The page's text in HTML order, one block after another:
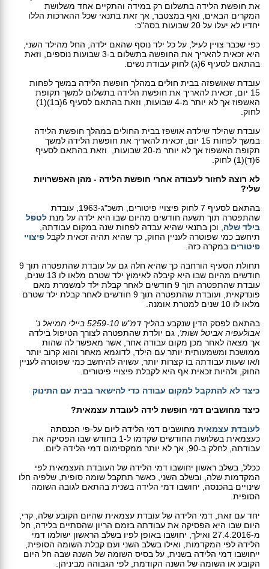
את חופשת הלידה בתשלום רק במידה והתקיים אחד משלושת
המקרים הבאים, ואף במצטבר, אך זאת בתנאי שכל ההארכות הללו
יחדיו לא יעלו על 20 שבועות בסה"כ:
כפי שכבר צויין לעיל, על כל ילד נוסף שהאם ילדה, החל מהילד השני,
היא זכאית להאריך את החופשה בתשלום ב-3 שבועות נוספים, וזאת
בהתאם לסעיף 6(ג) לחוק עבודת נשים.
עובדת שאושפזה בבית חולים במהלך חופשת הלידה במשך לפחות
15 יום, זכאית להאריך את חופשת הלידה בתשלום למשך תקופת
האשפוז אך לא יותר מ-4 שבועות, וזאת בהתאם לסעיף 6(ב1)(1)
לחוק.
עובדת שהילד שילדה אושפז בבית החולים במהלך חופשת הלידה
במשך לפחות 15 יום, זכאית להאריך את חופשת הלידה למשך
תקופת האשפוז אך לא יותר מ-20 שבועות, וזאת בהתאם לסעיף
6(ד)(1) לחוק.
לא רוצה לחזור לעבודה אחרי חופשת הלידה - מהן האפשרויות
שלי?
בהתאם לסעיף 7 לחוק פיצויי פיטורים, תשכ"ג-1963, עובדת
שהתפטרה תוך תשעה חודשים מהיום שבו היא ילדה על מנת לטפל
בילד שלה , וכן בתנאי שהיא עבדה לפחות שנה במקום עבודתה,
תיחשב כמי שפוטרה לעניין החוק, כך שהיא תהיה זכאית לקבל פיצויי
פיטורים במקרה כזה.
תחולת הסעיף הורחבה כך שהיא חלה גם על עובדת שהתפטרה תוך 9
חודשים מהיום שבו היא קיבלה לאימוץ ילד שטרם מלאו לו 13 שנים,
עובדת שהתפטרה תוך 9 חודשים לאחר קבלת ילד למשמרת מאם
פונדקאית, ועובדת שהתפטרה תוך 9 חודשים לאחר קבלת ילד שטרם
מלאו לו 10 שנים למטרת אומנה.
בהתאם לפסק הדין שנקבע
בהליך דמ"ש 5259-10 ביילי חמיאל נ'
אבולעפיה אביטל ושות' , גם יולדת שהתפטרה לצורך הטיפול בילדה
אך מצאה לאחר מכן מקום עבודה אחר, אשר מאפשר לה שהות
ממושכת ומשמעותית יותר עם הילד, לדוגמא מאחר והוא קרוב יותר
ו/או שעות עבודתה בו קצרות יותר, עשויה להיחשב כמי שפוטרה לעניין
החוק, ולהיות זכאית אף היא לקבלת פיצויי פיטורים.
כיצד לא להתקבל למקום עבודה כדי להישאר בבית עם התינוק
כיצד מחושבים דמי חופשת לידה לעובדת עצמאית?
לעובדת עצמאית מחושבים דמי הלידה ליום על-פי הכנסתה
כעצמאית בשלושת החודשים שקדמו ל-1 בחודש שבו הפסיקה את
עבודתה, לחלק ב-90, אך לא יותר ממקסימום דמי הלידה ליום.
ככלל, בשלב ראשון יחושבו דמי הלידה של העובדת העצמאית לפי
המקדמות שלה, ובשלב השני, כאשר תתקבל שומה סופית, שלפיה חלו
שינויים בהכנסה, יחושבו דמי הלידה בשנית בהתאם לגובה השומה
הסופית.
יחד עם זאת, דמי הלידה של עובדת עצמאית שהיום הקובע שלה, קרי,
היום שבו היא הפסיקה את עבודתה בזמם הריון שהסתיים בלידה, חל
מ-27.4.2016 ואילך, יחושבו באופן לפיו בשלב הראשון ישולמו דמי
הלידה לפי המקדמות, ואילו בשלב השני ועם קבלת השומה הסופית,
ייחושבו דמי הלידה בשנית, על בסיס השומה של השנה שבה חל היום
הקובע או השומה של השנה הקודמת, לפי הגבוהה מביניהן.